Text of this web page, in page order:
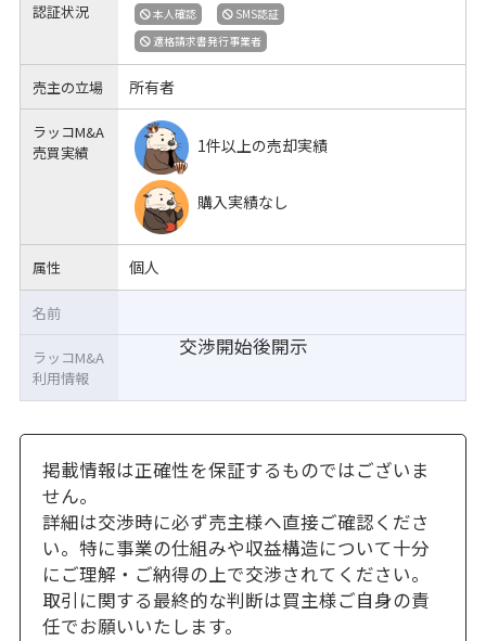
認証状況 本人確認
SMS認証
適格請求書発行事業者
売主の立場 所有者
ラッコM&A
売買実績
1件以上の売却実績
購入実績なし
属性 個人
交渉開始後開示
名前
ラッコM&A
利用情報
掲載情報は正確性を保証するものではございま
せん。
詳細は交渉時に必ず売主様へ直接ご確認くださ
い。特に事業の仕組みや収益構造について十分
にご理解・ご納得の上で交渉されてください。
取引に関する最終的な判断は買主様ご自身の責
任でお願いいたします。